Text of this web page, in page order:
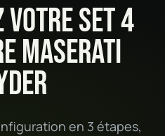
VOTRE SET 4
MASERATI
en 3 étapes,